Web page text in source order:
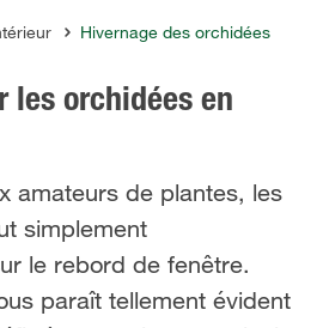
Hivernage des orchidées
les orchidées en
amateurs de plantes, les
simplement
le rebord de fenêtre.
paraît tellement évident